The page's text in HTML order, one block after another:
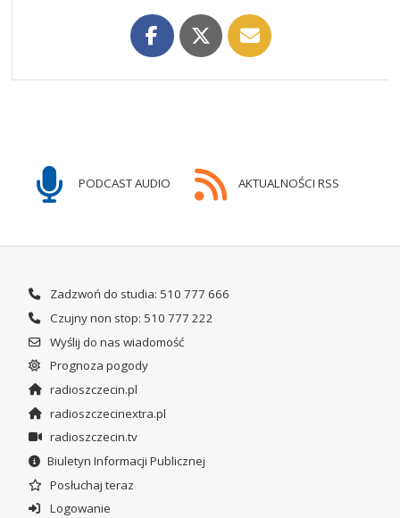
PODCAST AUDIO AKTUALNOŚCI RSS
Zadzwoń do studia: 510 777 666
Czujny non stop: 510 777 222
Wyślij do nas wiadomość
Prognoza pogody
radioszczecin.pl
radioszczecinextra.pl
radioszczecin.tv
Biuletyn Informacji Publicznej
Posłuchaj teraz
Logowanie